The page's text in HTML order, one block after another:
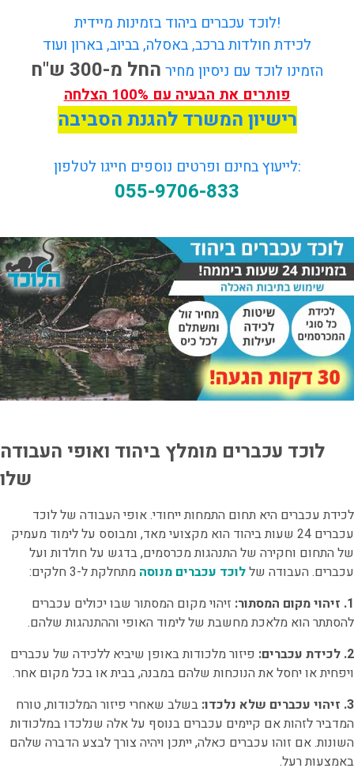
לוכד עכברים ביהוד בזמינות מיידית!
לכידת חולדות ברכב, באסלה, בביוב, בארון ועוד
הזמינו לוכד עם ניסיון מחיר החל מ-300 ש"ח
פותרים את הבעיה עם 100% הצלחה
רישיון המשרד להגנת הסביבה
לייעוץ בחינם ופרטים נוספים חייגו לטלפון:
055-9706-833
לוכד עכברים מומלץ ביהוד ואופי העבודה
שלו
לכידת עכברים היא תחום התמחות ייחודי. אופי העבודה של לוכד
עכברים 24 שעות ביהוד הוא מקצועי מאד, ומבוסס על לימוד מעמיק
של התחום וחקירה של התנהגות מכרסמים, בדגש על חולדות ועל
עכברים. העבודה שללוכד עכברים מנוסה מתחלקת ל-3 חלקים:
1. זיהוי מקום המסתור:
זיהוי מקום המסתור שבו יכולים עכברים
להסתתר הוא מלאכת מחשבת של לימוד האופי וההתנהגות שלהם.
2. לכידת עכברים:
פיזור מלכודות באופן שיביא ללכידה של עכברים
ויפחית או יחסל את הנוכחות שלהם במבנה, בבית או בכל מקום אחר.
3. זיהוי עכברים שלא נלכדו:
בשלב שאחרי פיזור המלכודות, טורח
המדביר לזהות אם קיימים עכברים בנוסף על אלה שנלכדו במלכודות
השונות. אם זוהו עכברים כאלה, ייתכן ויהיה צורך לבצע הדברה שלהם
באמצעות רעל.